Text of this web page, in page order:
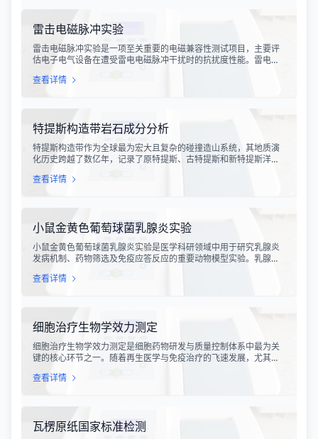
雷击电磁脉冲实验
雷击电磁脉冲实验是一项至关重要的电磁兼容性测试项目，主要评
估电子电气设备在遭受雷电电磁脉冲干扰时的抗扰度性能。雷电作
具有上升时间快、持续时间短、能量密度高等特点，可能对周围的
查看详情
特提斯构造带岩石成分分析
特提斯构造带作为全球最为宏大且复杂的碰撞造山系统，其地质演
化历史跨越了数亿年，记录了原特提斯、古特提斯和新特提斯洋的
板块俯冲、碰撞造山机制以及成矿作用规律的关键手段。特提斯构
查看详情
小鼠金黄色葡萄球菌乳腺炎实验
小鼠金黄色葡萄球菌乳腺炎实验是医学科研领域中用于研究乳腺炎
发病机制、药物筛选及免疫应答反应的重要动物模型实验。乳腺炎
和畜牧业经济均构成显著影响。金黄色葡萄球菌作为引发乳腺炎的
查看详情
细胞治疗生物学效力测定
细胞治疗生物学效力测定是细胞药物研发与质量控制体系中最为关
键的核心环节之一。随着再生医学与免疫治疗的飞速发展，尤其是
确地评估这些“活细胞药物”的临床治疗潜力，成为了监管部门与制药
查看详情
瓦楞原纸国家标准检测